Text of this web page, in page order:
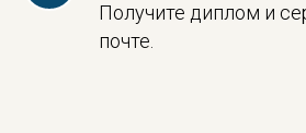
Получите диплом и
почте.